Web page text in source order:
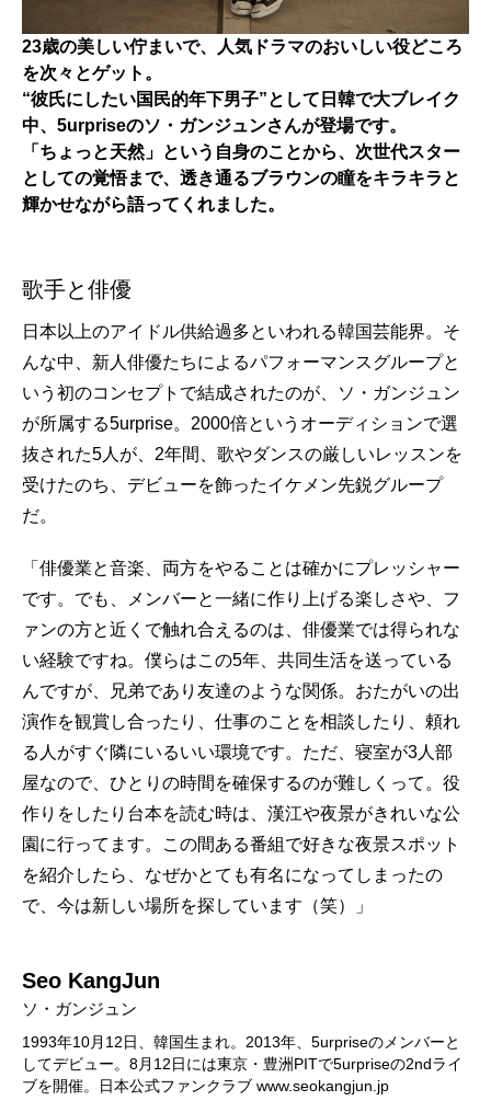
23歳の美しい佇まいで、人気ドラマのおいしい役どころ
を次々とゲット。
“彼氏にしたい国民的年下男子”として日韓で大ブレイク
中、5urpriseのソ・ガンジュンさんが登場です。
「ちょっと天然」という自身のことから、次世代スター
としての覚悟まで、透き通るブラウンの瞳をキラキラと
輝かせながら語ってくれました。
歌手と俳優
日本以上のアイドル供給過多といわれる韓国芸能界。そ
んな中、新人俳優たちによるパフォーマンスグループと
いう初のコンセプトで結成されたのが、ソ・ガンジュン
が所属する5urprise。2000倍というオーディションで選
抜された5人が、2年間、歌やダンスの厳しいレッスンを
受けたのち、デビューを飾ったイケメン先鋭グループ
だ。
「俳優業と音楽、両方をやることは確かにプレッシャー
です。でも、メンバーと一緒に作り上げる楽しさや、フ
ァンの方と近くで触れ合えるのは、俳優業では得られな
い経験ですね。僕らはこの5年、共同生活を送っている
んですが、兄弟であり友達のような関係。おたがいの出
演作を観賞し合ったり、仕事のことを相談したり、頼れ
る人がすぐ隣にいるいい環境です。ただ、寝室が3人部
屋なので、ひとりの時間を確保するのが難しくって。役
作りをしたり台本を読む時は、漢江や夜景がきれいな公
園に行ってます。この間ある番組で好きな夜景スポット
を紹介したら、なぜかとても有名になってしまったの
で、今は新しい場所を探しています（笑）」
Seo KangJun
ソ・ガンジュン
1993年10月12日、韓国生まれ。2013年、5urpriseのメンバーと
してデビュー。8月12日には東京・豊洲PITで5urpriseの2ndライ
ブを開催。日本公式ファンクラブ www.seokangjun.jp